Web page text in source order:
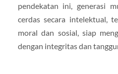
pendekatan ini, generasi
cerdas secara intelektual,
moral dan sosial, siap
dengan integritas dan